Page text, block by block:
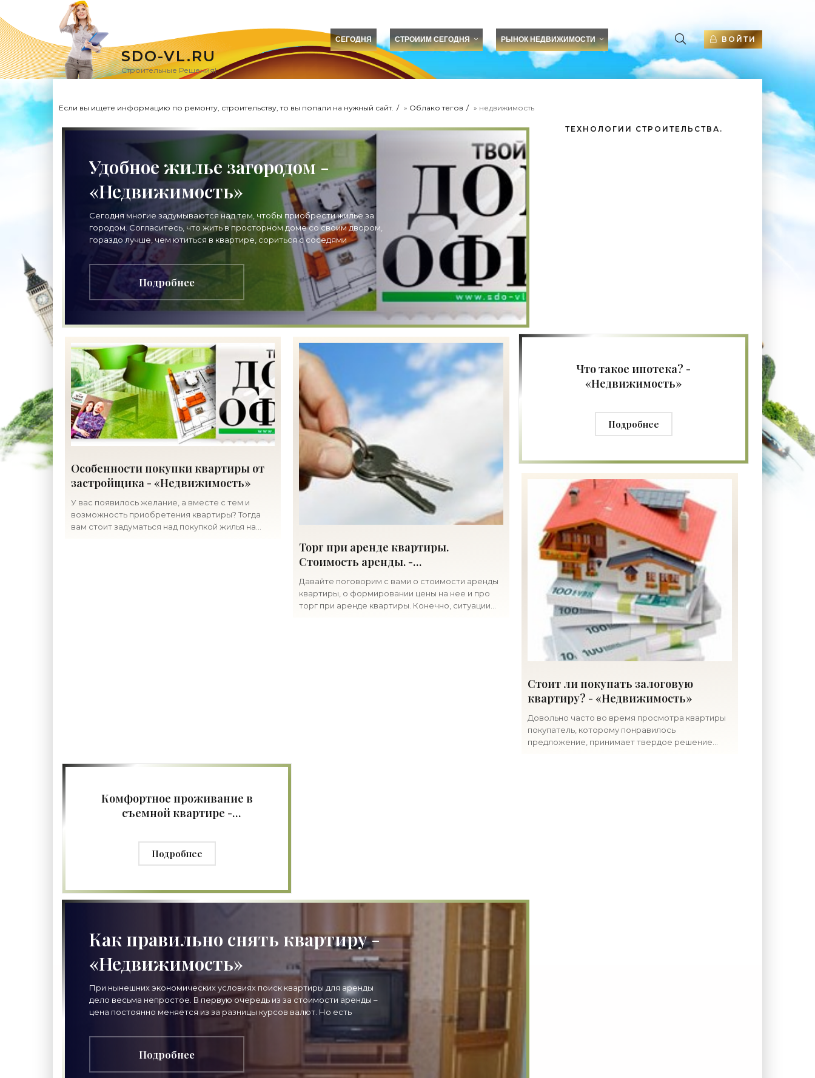
SDO-VL.RU
Строительные Решения!
СЕГОДНЯ СТРОИИМ СЕГОДНЯ РЫНОК НЕДВИЖИМОСТИ ВОЙТИ
Если вы ищете информацию по ремонту, строительству, то вы попали на нужный сайт. » Облако тегов » недвижимость
Удобное жилье загородом -
«Недвижимость»
Сегодня многие задумываются над тем, чтобы приобрести жилье за
городом. Согласитесь, что жить в просторном доме со своим двором,
гораздо лучше, чем ютиться в квартире, сориться с соседями
Подробнее
Особенности покупки квартиры от
застройщика - «Недвижимость»
У вас появилось желание, а вместе с тем и
возможность приобретения квартиры? Тогда
вам стоит задуматься над покупкой жилья на
Торг при аренде квартиры.
Стоимость аренды. -
«Недвижимость»
Давайте поговорим с вами о стоимости аренды
квартиры, о формировании цены на нее и про
торг при аренде квартиры. Конечно, ситуации
Что такое ипотека? -
«Недвижимость»
Подробнее
Стоит ли покупать залоговую
квартиру? - «Недвижимость»
Довольно часто во время просмотра квартиры
покупатель, которому понравилось
предложение, принимает твердое решение
Комфортное проживание в
съемной квартире -
Подробнее
Как правильно снять квартиру -
«Недвижимость»
При нынешних экономических условиях поиск квартиры для аренды
дело весьма непростое. В первую очередь из за стоимости аренды –
цена постоянно меняется из за разницы курсов валют. Но есть
Подробнее
ТЕХНОЛОГИИ СТРОИТЕЛЬСТВА.